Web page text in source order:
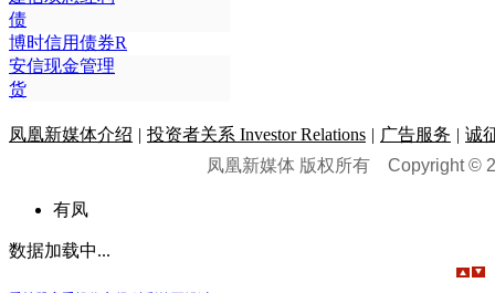
债
博时信用债券R
安信现金管理
货
凤凰新媒体介绍 | 投资者关系 Investor Relations | 广告服务 | 诚
凤凰新媒体 版权所有 Copyright ©
有凤
数据加载中...